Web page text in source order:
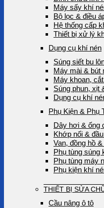
Máy sấy khí
Bộ lọc & điều
Hệ thống cấp
Thiết bị xử lý
Dụng cụ khí nén
Súng siết bu
Máy mài & bút
Máy khoan,
Súng phun, xịt
Dụng cụ khí
Phụ Kiện & Phụ
Dây hơi & ống
Khớp nối &
Van, đồng hồ
Phụ tùng súng
Phụ tùng máy
Phụ kiện khí
THIẾT BỊ SỬA
Cầu nâng ô tô